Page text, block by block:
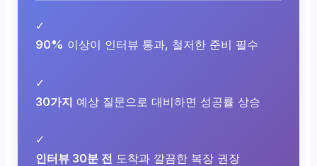
✓
90% 이상이 인터뷰 통과, 철저한 준비 필수
✓
30가지 예상 질문으로 대비하면 성공률 상승
✓
인터뷰 30분 전 도착과 깔끔한 복장 권장